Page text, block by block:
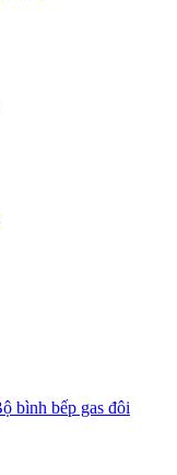
bình bếp gas đôi